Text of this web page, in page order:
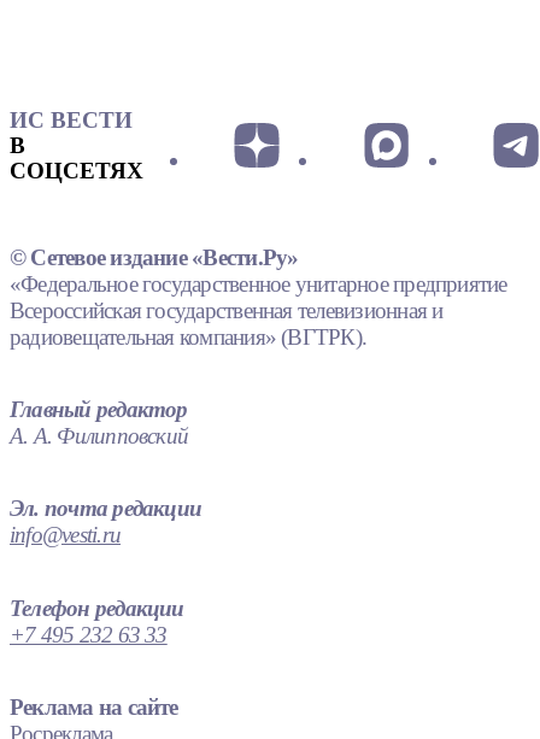
ИС ВЕСТИ
В
СОЦСЕТЯХ
© Сетевое издание «Вести.Ру»
«Федеральное государственное унитарное предприятие
Всероссийская государственная телевизионная и
радиовещательная компания» (ВГТРК).
Главный редактор
А. А. Филипповский
Эл. почта редакции
info@vesti.ru
Телефон редакции
+7 495 232 63 33
Реклама на сайте
Росреклама